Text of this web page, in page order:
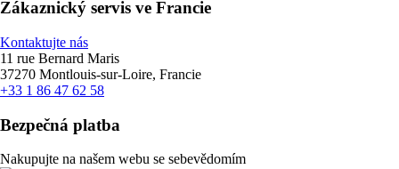
Zákaznický servis ve Francie
Kontaktujte nás
11 rue Bernard Maris
37270 Montlouis-sur-Loire, Francie
+33 1 86 47 62 58
Bezpečná platba
Nakupujte na našem webu se sebevědomím